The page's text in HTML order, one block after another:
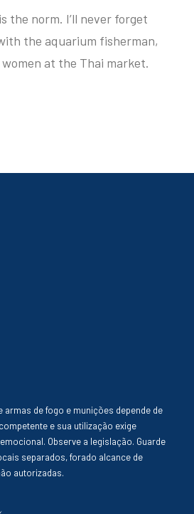
the norm. I’ll never forget
the aquarium fisherman,
at the Thai market.
armas de fogo e munições depende de
e sua utilização exige
Observe a legislação. Guarde
separados, forado alcance de
autorizadas.